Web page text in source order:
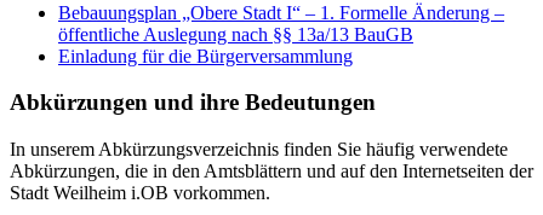
Bebauungsplan „Obere Stadt I“ – 1. Formelle Änderung –
öffentliche Auslegung nach §§ 13a/13 BauGB
Einladung für die Bürgerversammlung
Abkürzungen und ihre Bedeutungen
In unserem Abkürzungsverzeichnis finden Sie häufig verwendete
Abkürzungen, die in den Amtsblättern und auf den Internetseiten der
Stadt Weilheim i.OB vorkommen.